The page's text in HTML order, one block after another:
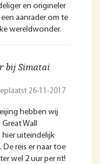
en origineler
aanrader om te
wereldwonder.
bij Simatai
26-11-2017
hebben wij
Wall
hier uiteindelijk
De reis er naar toe
wel 2 uur per rit!